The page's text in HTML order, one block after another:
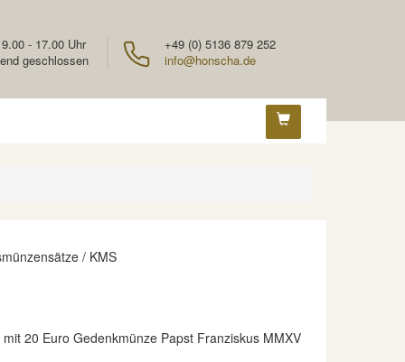
+49 (0) 5136 879 252
info@honscha.de
- 17.00 Uhr
geschlossen
/ KMS
mit 20 Euro Gedenkmünze Papst Franziskus MMXV